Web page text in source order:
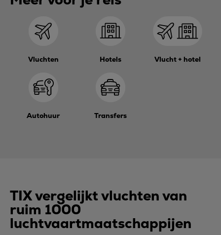
Vluchten Hotels Vlucht + hotel
Autohuur Transfers
TIX vergelijkt vluchten van
ruim 1000
luchtvaartmaatschappijen